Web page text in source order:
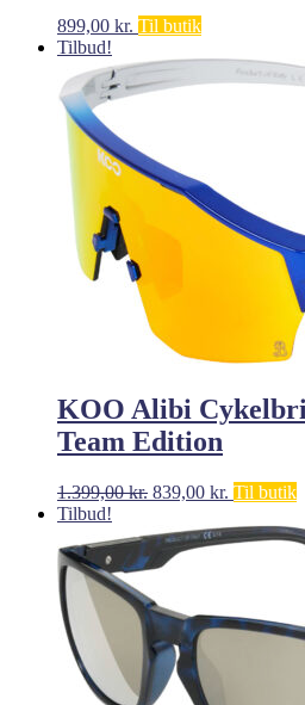
899,00 kr. Til butik
Tilbud!
KOO Alibi
Team Edition
1.399,00kr. Den
pris
var:
1.399,00 kr..
839,00 kr. Den
pris
Til butik
Tilbud!